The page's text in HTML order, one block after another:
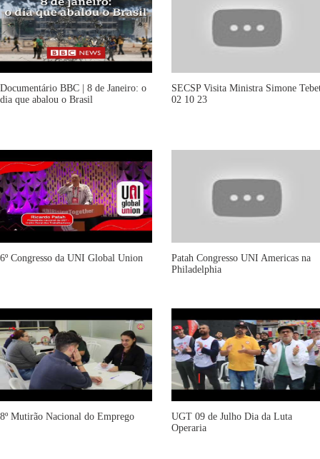
Documentário BBC | 8 de Janeiro: o
dia que abalou o Brasil
SECSP Visita Ministra Simone
02 10 23
6º Congresso da UNI Global Union
Patah Congresso UNI Americas na
Philadelphia
8º Mutirão Nacional do Emprego
UGT 09 de Julho Dia da Luta
Operaria